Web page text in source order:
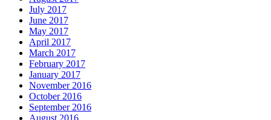
July 2017
June 2017
May 2017
April 2017
March 2017
February 2017
January 2017
November 2016
October 2016
September 2016
August 2016